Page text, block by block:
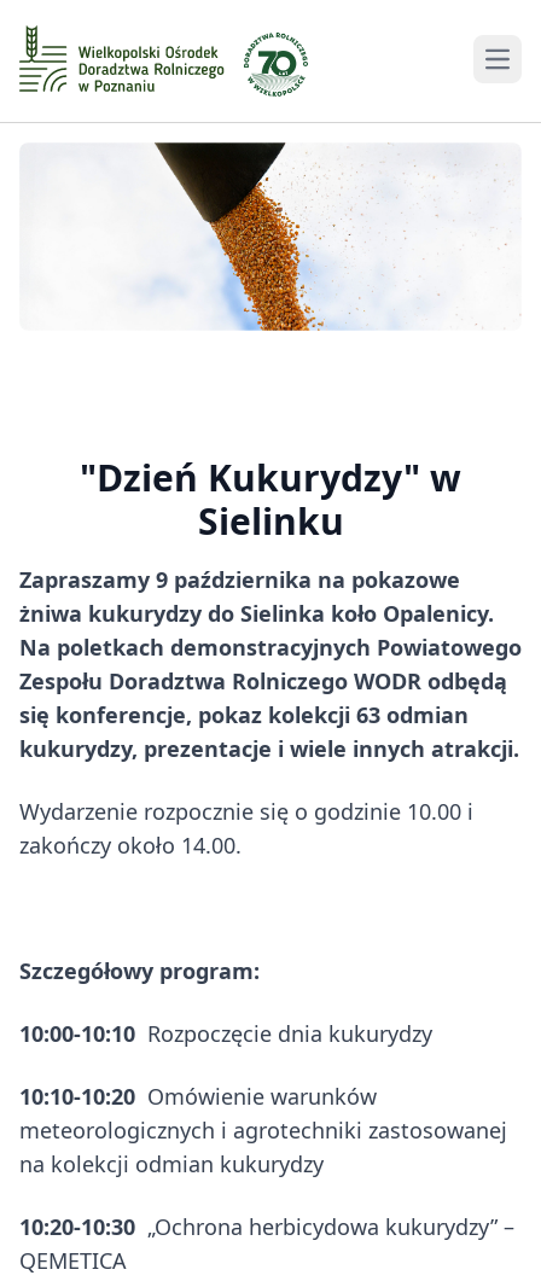
"Dzień Kukurydzy" w
Sielinku
Zapraszamy 9 października na pokazowe
żniwa kukurydzy do Sielinka koło Opalenicy.
Na poletkach demonstracyjnych Powiatowego
Zespołu Doradztwa Rolniczego WODR odbędą
się konferencje, pokaz kolekcji 63 odmian
kukurydzy, prezentacje i wiele innych atrakcji.
Wydarzenie rozpocznie się o godzinie 10.00 i
zakończy około 14.00.
Szczegółowy program:
10:00-10:10 Rozpoczęcie dnia kukurydzy
10:10-10:20 Omówienie warunków
meteorologicznych i agrotechniki zastosowanej
na kolekcji odmian kukurydzy
10:20-10:30 „Ochrona herbicydowa kukurydzy” –
QEMETICA